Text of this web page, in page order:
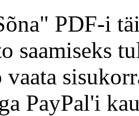
PDF-i
saamiseks
PayPal'i